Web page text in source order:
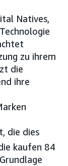
Natives,
zu ihrem
die
ihre
die dies
kaufen 84